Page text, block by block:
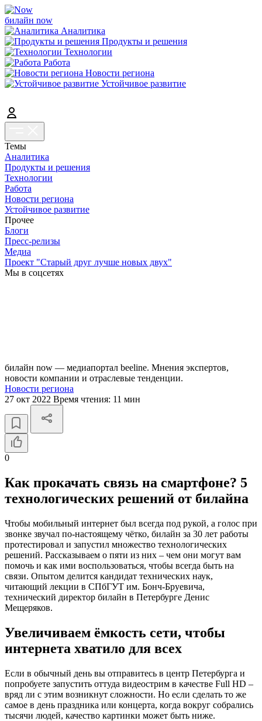
билайн now
Аналитика
Продукты и решения
Технологии
Работа
Новости региона
Устойчивое развитие
Темы
Аналитика
Продукты и решения
Технологии
Работа
Новости региона
Устойчивое развитие
Прочее
Блоги
Пресс-релизы
Медиа
Проект "Старый друг лучше новых двух"
Мы в соцсетях
билайн now — медиапортал beeline. Мнения экспертов,
новости компании и отраслевые тенденции.
Новости региона
27 окт 2022 Время чтения: 11 мин
0
Как прокачать связь на смартфоне? 5
технологических решений от билайна
Чтобы мобильный интернет был всегда под рукой, а голос при
звонке звучал по-настоящему чётко, билайн за 30 лет работы
протестировал и запустил множество технологических
решений. Рассказываем о пяти из них – чем они могут вам
помочь и как ими воспользоваться, чтобы всегда быть на
связи. Опытом делится кандидат технических наук,
читающий лекции в СПбГУТ им. Бонч-Бруевича,
технический директор билайн в Петербурге Денис
Мещеряков.
Увеличиваем ёмкость сети, чтобы
интернета хватило для всех
Если в обычный день вы отправитесь в центр Петербурга и
попробуете запустить оттуда видеострим в качестве Full HD –
вряд ли с этим возникнут сложности. Но если сделать то же
самое в день праздника или концерта, когда вокруг собрались
тысячи людей, качество картинки может быть ниже.